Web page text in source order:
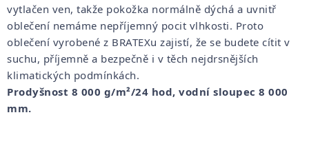
vytlačen ven, takže pokožka normálně dýchá a uvnitř
oblečení nemáme nepříjemný pocit vlhkosti. Proto
oblečení vyrobené z BRATEXu zajistí, že se budete cítit v
suchu, příjemně a bezpečně i v těch nejdrsnějších
klimatických podmínkách.
Prodyšnost 8 000 g/m²/24 hod, vodní sloupec 8 000
mm.